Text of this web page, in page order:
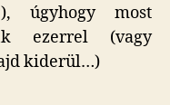
úgyhogy most
ezerrel (vagy
kiderül…)